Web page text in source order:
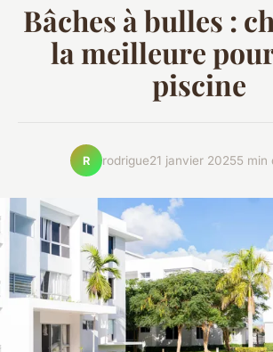
Bâches à bulles :
la meilleure
piscine
R rodrigue21 janvier 20255 min